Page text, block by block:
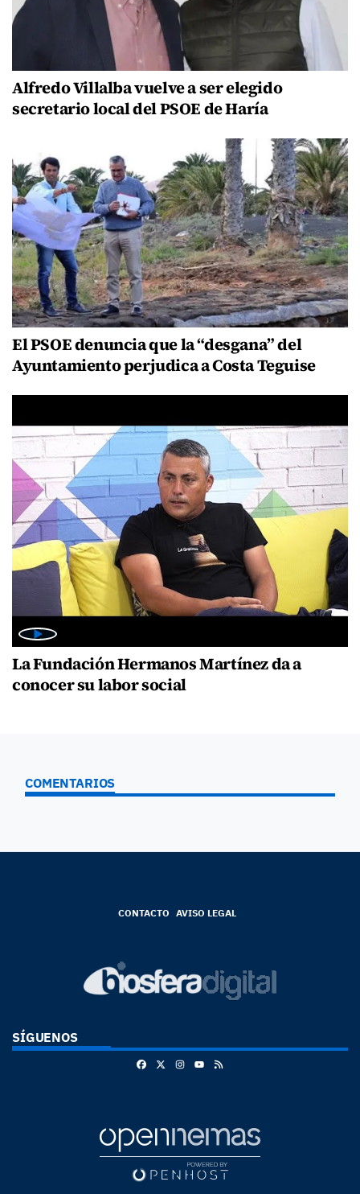
Alfredo Villalba vuelve a ser elegido
secretario local del PSOE de Haría
El PSOE denuncia que la “desgana” del
Ayuntamiento perjudica a Costa Teguise
La Fundación Hermanos Martínez da a
conocer su labor social
COMENTARIOS
CONTACTO AVISO LEGAL
SÍGUENOS
FacebookInstagram